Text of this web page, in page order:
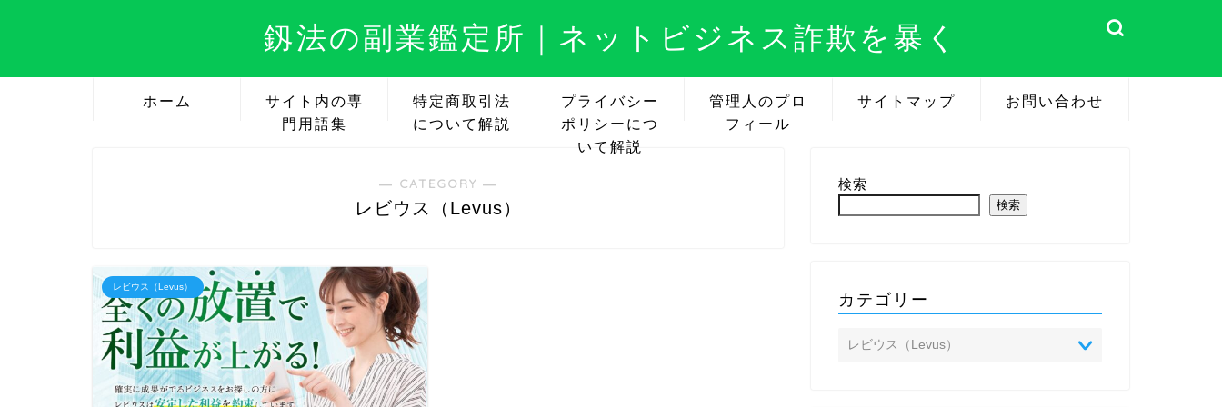
釼法の副業鑑定所｜ネットビジネス詐欺を暴く
ホーム
サイト内の専
門用語集
特定商取引法
について解説
プライバシー
ポリシーにつ
いて解説
管理人のプロ
フィール
サイトマップ お問い合わせ
― CATEGORY ―
レビウス（Levus）
レビウス（Levus）
検索
検索
カテゴリー